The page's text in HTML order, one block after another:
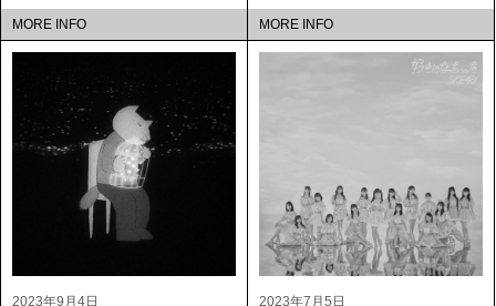
MORE INFO MORE INFO
2023年9月4日 2023年7月5日